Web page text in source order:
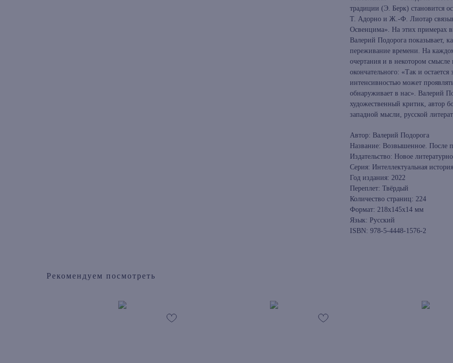
традиции (Э. Берк) становится
Т. Адорно и Ж.‑Ф. Лиотар
Освенцима». На этих примерах
Валерий Подорога показывает,
переживание времени. На
очертания и в некотором
окончательного: «Так и
интенсивностью может
обнаруживает в нас». Валерий
художественный критик, автор
западной мысли, русской
Автор: Валерий Подорога
Название: Возвышенное. После
Издательство: Новое
Серия: Интеллектуальная история
Год издания: 2022
Переплет: Твёрдый
Количество страниц: 224
Формат: 218x145x14 мм
Язык: Русский
ISBN: 978-5-4448-1576-2
Рекомендуем посмотреть